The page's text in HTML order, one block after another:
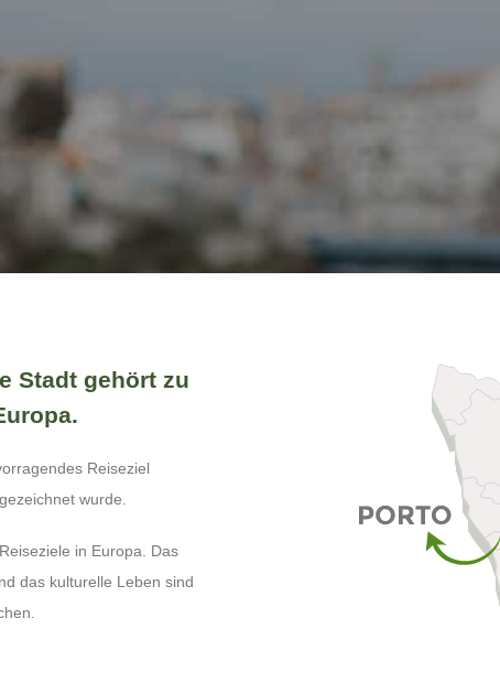
Stadt gehört zu
Reiseziel
wurde.
in Europa. Das
das kulturelle Leben sind